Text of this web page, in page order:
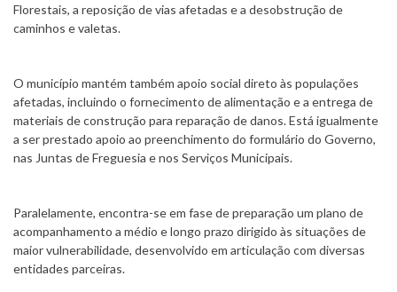
Florestais, a reposição de vias afetadas e a desobstrução de
caminhos e valetas.
O município mantém também apoio social direto às populações
afetadas, incluindo o fornecimento de alimentação e a entrega de
materiais de construção para reparação de danos. Está igualmente
a ser prestado apoio ao preenchimento do formulário do Governo,
nas Juntas de Freguesia e nos Serviços Municipais.
Paralelamente, encontra-se em fase de preparação um plano de
acompanhamento a médio e longo prazo dirigido às situações de
maior vulnerabilidade, desenvolvido em articulação com diversas
entidades parceiras.